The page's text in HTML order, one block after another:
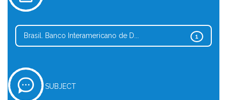
1
Brasil. Banco Interamericano de D...
SUBJECT